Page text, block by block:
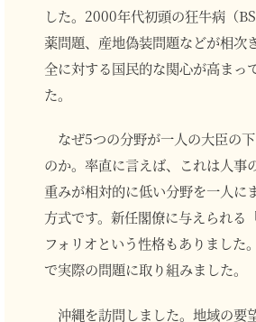
した。2000年代初頭の狂牛病（
薬問題、産地偽装問題などが相次
全に対する国民的な関心が高まっ
た。
なぜ5つの分野が一人の大臣の
のか。率直に言えば、これは人事
重みが相対的に低い分野を一人に
方式です。新任閣僚に与えられる
フォリオという性格もありました
で実際の問題に取り組みました。
沖縄を訪問しました。地域の要